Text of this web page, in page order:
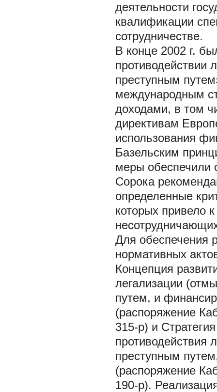
деятельности
квалификации
сотрудничестве.
В конце 2002 г.
противодействии
преступным
международным
доходами, в том
директивам
использования
Базельским
меры обеспечили
Сорока
определенные
которых привело
Для обеспечения
нормативных
Концепция
легализации
путем, и
(распоряжение
315-р) и
противодействия
преступным
(распоряжение
190-р).